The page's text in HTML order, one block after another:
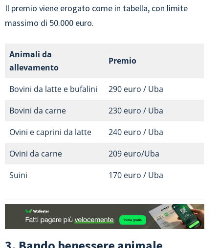
Il premio viene erogato come in tabella, con limite
massimo di 50.000 euro.
Animali da
allevamento
Premio
Bovini da latte e bufalini
290 euro / Uba
Bovini da carne
230 euro / Uba
Ovini e caprini da latte
240 euro / Uba
Ovini da carne
209 euro/Uba
Suini
170 euro / Uba